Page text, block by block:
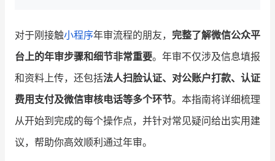
对于刚接触小程序年审流程的朋友， 完整了解微信公众平
台上的年审步骤和细节非常重要。年审不仅涉及信息填报
和资料上传，还包括法人扫脸认证、对公账户打款、认证
费用支付及微信审核电话等多个环节。本指南将详细梳理
从开始到完成的每个操作点，并针对常见疑问给出实用建
议，帮助你高效顺利通过年审。